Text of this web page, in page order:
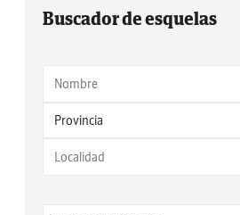
Buscador de esquelas